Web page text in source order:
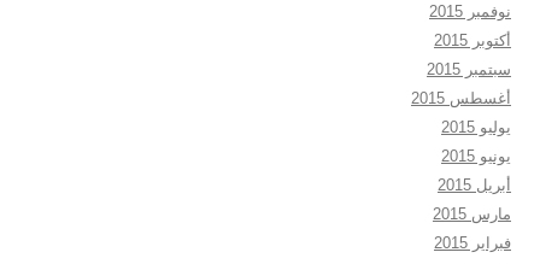
نوفمبر 2015
أكتوبر 2015
سبتمبر 2015
أغسطس 2015
يوليو 2015
يونيو 2015
أبريل 2015
مارس 2015
فبراير 2015